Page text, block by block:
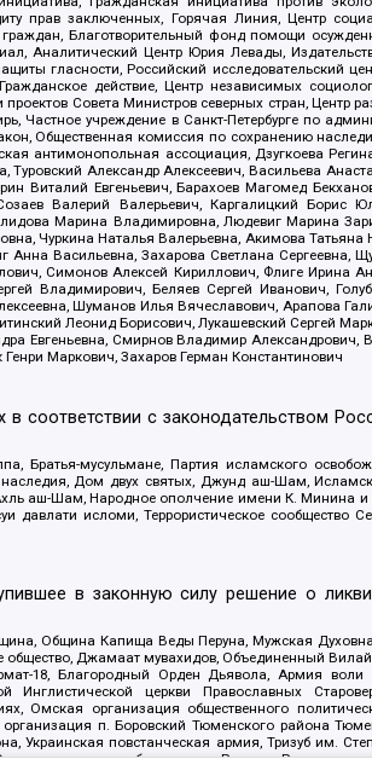
прав заключенных, Горячая Линия, Центр
Благотворительный фонд помощи
Аналитический Центр Юрия Левады,
гласности, Российский исследовательский
действие, Центр независимых
Совета Министров северных стран, Центр
Частное учреждение в Санкт-Петербурге по
Общественная комиссия по сохранению
антимонопольная ассоциация, Дзугкоева
Александр Алексеевич, Васильева
Виталий Евгеньевич, Барахоев Магомед
Валерий Валерьевич, Каргалицкий Борис
Марина Владимировна, Людевиг Марина
Чуркина Наталья Валерьевна, Акимова Татьяна
Васильевна, Захарова Светлана Сергеевна,
Симонов Алексей Кириллович, Флиге Ирина
Владимирович, Беляев Сергей Иванович,
Шуманов Илья Вячеславович, Арапова
Леонид Борисович, Лукашевский Сергей
Евгеньевна, Смирнов Владимир Александрович,
Маркович, Захаров Герман Константинович
соответствии с законодательством
Братья-мусульмане, Партия исламского
наследия, Дом двух святых, Джунд аш-Шам,
аш-Шам, Народное ополчение имени К. Минина
исломи, Террористическое сообщество
в законную силу решение о
Община Капища Веды Перуна, Мужская
общество, Джамаат мувахидов, Объединенный
18, Благородный Орден Дьявола, Армия воли
церкви Православных
Омская организация общественного
п. Боровский Тюменского района
Украинская повстанческая армия, Тризуб им.
объединение Русские, Русское